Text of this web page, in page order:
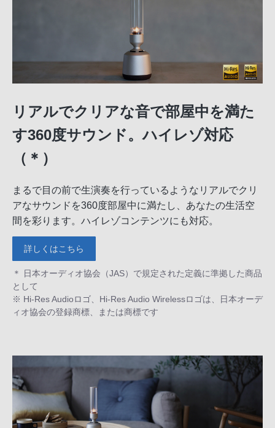
リアルでクリアな音で部屋中を満た
す360度サウンド。ハイレゾ対応
（＊）
まるで目の前で生演奏を行っているようなリアルでクリ
アなサウンドを360度部屋中に満たし、あなたの生活空
間を彩ります。ハイレゾコンテンツにも対応。
詳しくはこちら
＊ 日本オーディオ協会（JAS）で規定された定義に準拠した商品
として
※ Hi-Res Audioロゴ、Hi-Res Audio Wirelessロゴは、日本オーデ
ィオ協会の登録商標、または商標です